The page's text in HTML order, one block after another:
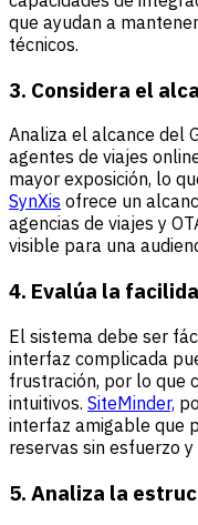
que ayudan a
técnicos.
3. Considera el
Analiza el alcance del
agentes de viajes
mayor exposición, lo
SynXis ofrece un
agencias de viajes y
visible para una
4. Evalúa la
El sistema debe ser
interfaz complicada
frustración, por lo que
intuitivos. SiteMinder,
interfaz amigable que
reservas sin esfuerzo
5. Analiza la